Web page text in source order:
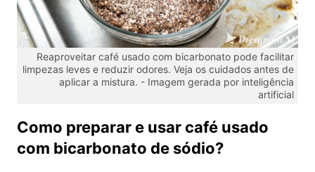
Reaproveitar café usado com bicarbonato pode facilitar
limpezas leves e reduzir odores. Veja os cuidados antes de
aplicar a mistura. - Imagem gerada por inteligência
artificial
Como preparar e usar café usado
com bicarbonato de sódio?